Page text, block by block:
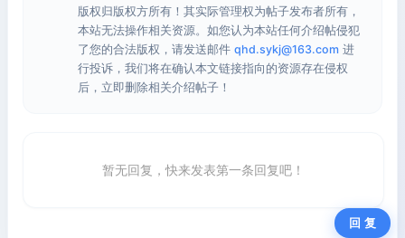
版权归版权方所有！其实际管理权为帖子发布者所有，
本站无法操作相关资源。如您认为本站任何介绍帖侵犯
了您的合法版权，请发送邮件 qhd.sykj@163.com 进
行投诉，我们将在确认本文链接指向的资源存在侵权
后，立即删除相关介绍帖子！
暂无回复，快来发表第一条回复吧！
回 复